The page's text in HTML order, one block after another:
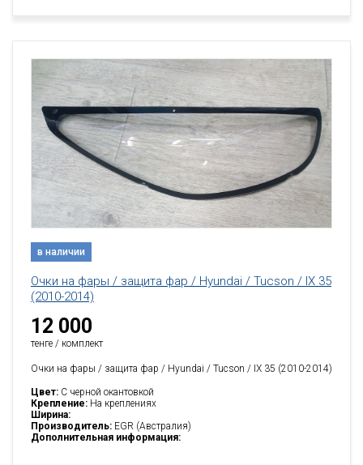
в наличии
Очки на фары / защита фар / Hyundai / Tucson / IX 35
(2010-2014)
12 000
тенге / комплект
Очки на фары / защита фар / Hyundai / Tucson / IX 35 (2010-2014)
Цвет: C черной окантовкой
Крепление: На креплениях
Ширина:
Производитель: EGR (Австралия)
Дополнительная информация: